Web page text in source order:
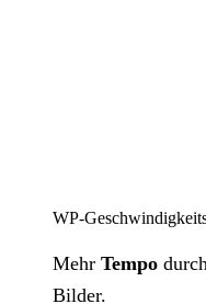
WP-
Mehr Tempo
Bilder.